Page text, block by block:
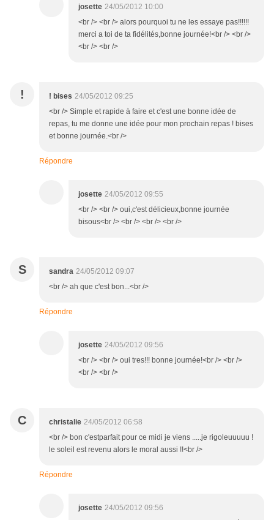
josette 24/05/2012 10:00
<br /> <br /> alors pourquoi tu ne les essaye pas!!!!!!
merci a toi de ta fidélités,bonne journée!<br /> <br />
<br /> <br />
! ! bises 24/05/2012 09:25
<br /> Simple et rapide à faire et c'est une bonne idée de
repas, tu me donne une idée pour mon prochain repas ! bises
et bonne journée.<br />
Répondre
josette 24/05/2012 09:55
<br /> <br /> oui,c'est délicieux,bonne journée
bisous<br /> <br /> <br /> <br />
S sandra 24/05/2012 09:07
<br /> ah que c'est bon...<br />
Répondre
josette 24/05/2012 09:56
<br /> <br /> oui tres!!! bonne journée!<br /> <br />
<br /> <br />
C christalie 24/05/2012 06:58
<br /> bon c'estparfait pour ce midi je viens .....je rigoleuuuuu !
le soleil est revenu alors le moral aussi !!<br />
Répondre
josette 24/05/2012 09:56